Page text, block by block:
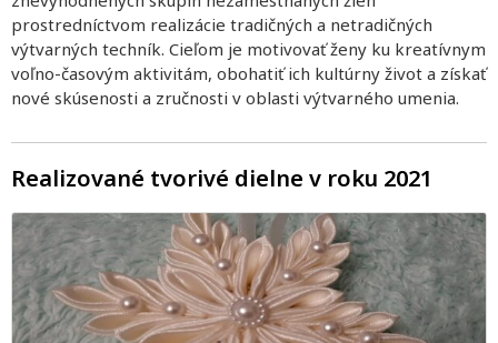
prostredníctvom realizácie tradičných a netradičných
výtvarných techník. Cieľom je motivovať ženy ku kreatívnym
voľno-časovým aktivitám, obohatiť ich kultúrny život a získať
nové skúsenosti a zručnosti v oblasti výtvarného umenia.
Realizované tvorivé dielne v roku 2021